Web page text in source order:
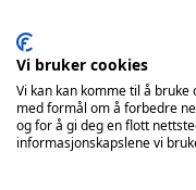
Spillerstall
Administrasjon
Styret
Vi bruker cookies
Vi kan kan komme til å
med formål om å forbedre
og for å gi deg en flott
informasjonskapslene vi